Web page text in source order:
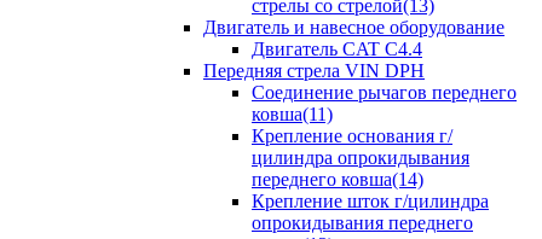
стрелы со стрелой(13)
Двигатель и навесное оборудование
Двигатель CAT C4.4
Передняя стрела VIN DPH
Cоединение рычагов переднего
ковша(11)
Крепление основания г/
цилиндра опрокидывания
переднего ковша(14)
Крепление шток г/цилиндра
опрокидывания переднего